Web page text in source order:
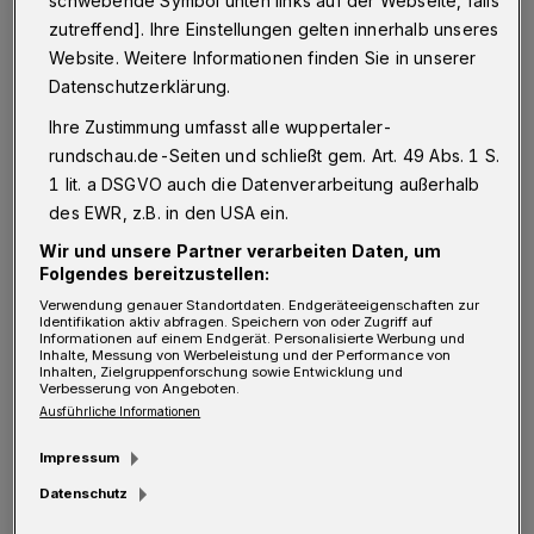
Ja, alle Impfstoffe, die aktuell in Deutschland
zur Verfügung stehen, schützen nach
derzeitigen Erkenntnissen sehr gut vor einem
schweren Krankheitsverlauf. Die Wirksamkeit
der Impfstoffe gegen Virusvarianten wird
kontinuierlich überprüft – so auch gegen
Omikron. Die Hersteller planen verschiedene
Anpassungen, die – falls es notwendig sein
sollte – besser vor neuen Virusvarianten
schützen können.
Warum ist auf einmal eine Booster-Impfung
nötig?
Auffrischimpfungen – auch Booster-
zutreffend]. Ihre Einstellungen gelten innerhalb unseres
Website. Weitere Informationen finden Sie in unserer
Datenschutzerklärung.
Ihre Zustimmung umfasst alle wuppertaler-
rundschau.de-Seiten und schließt gem. Art. 49 Abs. 1 S.
1 lit. a DSGVO auch die Datenverarbeitung außerhalb
des EWR, z.B. in den USA ein.
Wir und unsere Partner verarbeiten Daten, um
Folgendes bereitzustellen:
Verwendung genauer Standortdaten. Endgeräteeigenschaften zur
Identifikation aktiv abfragen. Speichern von oder Zugriff auf
Informationen auf einem Endgerät. Personalisierte Werbung und
Inhalte, Messung von Werbeleistung und der Performance von
Inhalten, Zielgruppenforschung sowie Entwicklung und
Verbesserung von Angeboten.
Ausführliche Informationen
Impressum
Datenschutz